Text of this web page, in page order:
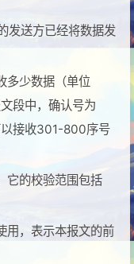
发送方已经将数据发
多少数据（单位
段中，确认号为
接收301-800序号
它的校验范围包括
用，表示本报文的前